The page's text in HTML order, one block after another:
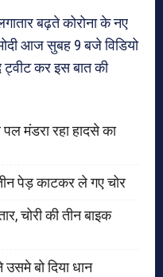
बढ़ते कोरोना के नए
आज सुबह 9 बजे विडियो
कर इस बात की
मंडरा रहा हादसे का
पेड़ काटकर ले गए चोर
चोरी की तीन बाइक
बो दिया धान